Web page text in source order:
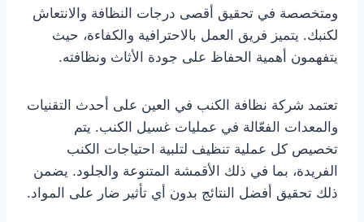
ومتخصصة في تحقيق أقصى درجات النظافة والانتعاش
لكنبك. يتميز فريق العمل بالاحترافية والكفاءة، حيث
يتفهمون أهمية الحفاظ على جودة الأثاث ونظافته.
تعتمد شركة نظافة الكنب في العين على أحدث التقنيات
والمعدات الفعّالة في عمليات غسيل الكنب. يتم
تخصيص كل عملية تنظيف لتلبية احتياجات الكنب
الفريدة، بما في ذلك الأقمشة المتنوعة والجلود. يضمن
ذلك تحقيق أفضل النتائج بدون أي تأثير ضار على المواد.